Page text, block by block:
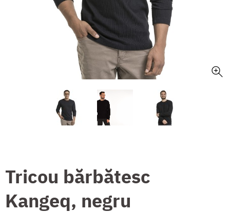
Tricou bărbătesc
Kangeq, negru